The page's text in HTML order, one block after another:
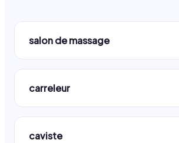
salon de massage
carreleur
caviste